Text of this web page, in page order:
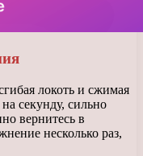
локоть и сжимая
секунду, сильно
вернитесь в
несколько раз,